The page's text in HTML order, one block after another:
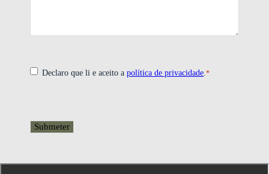
Consentimento
Declaro que li e aceito a política de privacidade.*